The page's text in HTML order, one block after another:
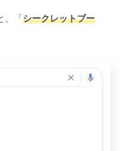
、「シークレットブー